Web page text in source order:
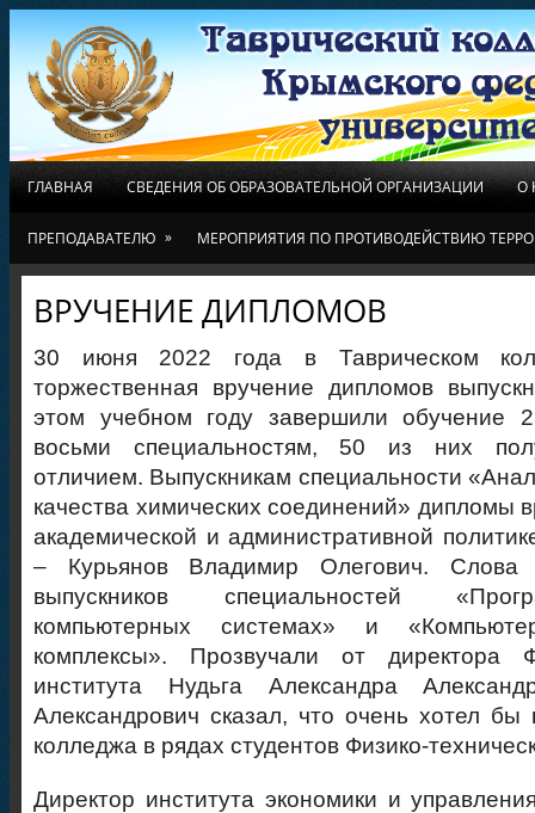
ГЛАВНАЯ СВЕДЕНИЯ ОБ ОБРАЗОВАТЕЛЬНОЙ ОРГАНИЗАЦИИ О
ПРЕПОДАВАТЕЛЮ » МЕРОПРИЯТИЯ ПО ПРОТИВОДЕЙСТВИЮ
ВРУЧЕНИЕ ДИПЛОМОВ
30 июня 2022 года в Таврическом
торжественная вручение дипломов
этом учебном году завершили обучение
восьми специальностям, 50 из них
отличием. Выпускникам специальности
качества химических соединений» дипломы
академической и административной
– Курьянов Владимир Олегович. Слова
выпускников специальностей
компьютерных системах» и
комплексы». Прозвучали от директора
института Нудьга Александра
Александрович сказал, что очень хотел бы
колледжа в рядах студентов Физико-
Директор института экономики и